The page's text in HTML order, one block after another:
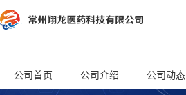
公司首页 公司介绍 公司动态